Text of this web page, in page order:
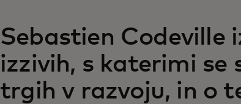
Sebastien Codeville
izzivih, s katerimi se
trgih v razvoju, in o